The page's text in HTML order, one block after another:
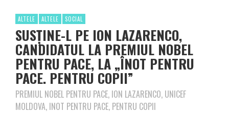
ALTELE ALTELE SOCIAL
SUSȚINE-L PE ION LAZARENCO,
CANDIDATUL LA PREMIUL NOBEL
PENTRU PACE, LA „ÎNOT PENTRU
PACE. PENTRU COPII”
PREMIUL NOBEL PENTRU PACE, ION LAZARENCO, UNICEF
MOLDOVA, INOT PENTRU PACE, PENTRU COPII